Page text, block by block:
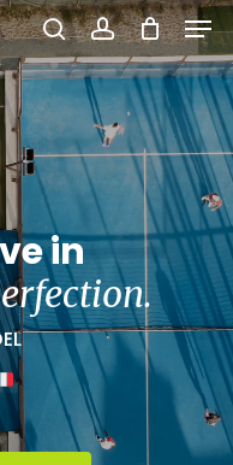
searchaccount
in
Close
Menu